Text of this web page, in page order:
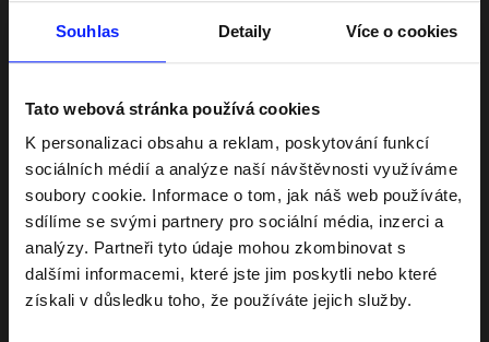
Souhlas Detaily Více o cookies
Tato webová stránka používá cookies
K personalizaci obsahu a reklam, poskytování funkcí
sociálních médií a analýze naší návštěvnosti využíváme
soubory cookie. Informace o tom, jak náš web používáte,
sdílíme se svými partnery pro sociální média, inzerci a
analýzy. Partneři tyto údaje mohou zkombinovat s
dalšími informacemi, které jste jim poskytli nebo které
získali v důsledku toho, že používáte jejich služby.